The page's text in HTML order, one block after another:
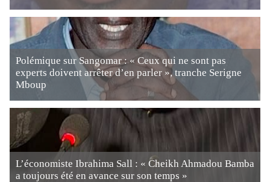
Polémique sur Sangomar : « Ceux qui ne sont pas
experts doivent arrêter d’en parler », tranche Serigne
Mboup
L’économiste Ibrahima Sall : « Cheikh Ahmadou Bamba
a toujours été en avance sur son temps »